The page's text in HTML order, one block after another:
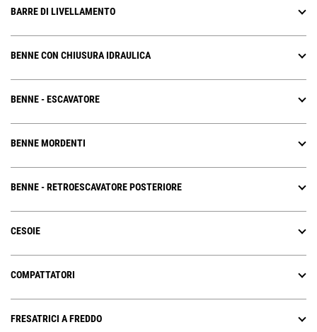
BARRE DI LIVELLAMENTO
BENNE CON CHIUSURA IDRAULICA
BENNE - ESCAVATORE
BENNE MORDENTI
BENNE - RETROESCAVATORE POSTERIORE
CESOIE
COMPATTATORI
FRESATRICI A FREDDO